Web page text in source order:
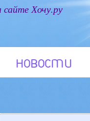
Хочу.ру
новости